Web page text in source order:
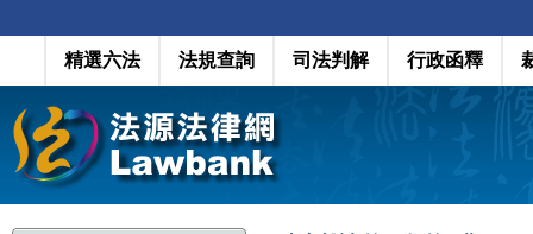
精選六法 法規查詢 司法判解 行政函釋